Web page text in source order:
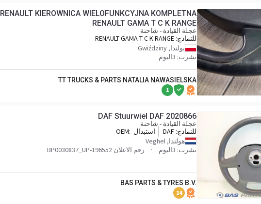
RENAULT KIEROWNICA WIELOFUNKCYJNA KOMPLETNA
RENAULT GAMA T C K RANGE
عجلة القيادة - شاحنة
للنماذج: RENAULT GAMA T C K RANGE
بولندا, Gwiździny
نشرت: 3اليوم
TT TRUCKS & PARTS NATALIA NAWASIELSKA
1
DAF Stuurwiel DAF 2020866
عجلة القيادة - شاحنة
للنماذج: DAF
استبدال OEM:
2020866,76832897_DAF,DAF2020866,76832897_DAFUP
هولندا, Veghel
نشرت: 3اليوم
رقم الاعلان BP0030837_UP-196552
BAS PARTS & TYRES B.V.
14